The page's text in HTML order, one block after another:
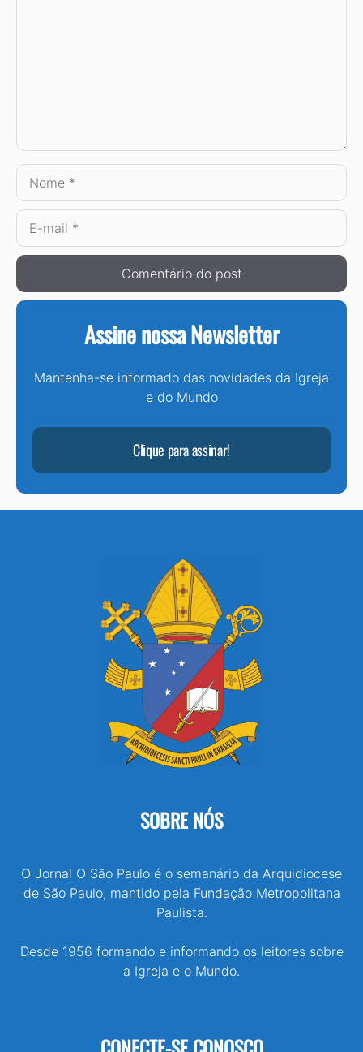
Nome
E-
mail
Assine nossa Newsletter
Mantenha-se informado das novidades da Igreja
e do Mundo
Clique para assinar!
SOBRE NÓS
O Jornal O São Paulo é o semanário da Arquidiocese
de São Paulo, mantido pela Fundação Metropolitana
Paulista.
Desde 1956 formando e informando os leitores sobre
a Igreja e o Mundo.